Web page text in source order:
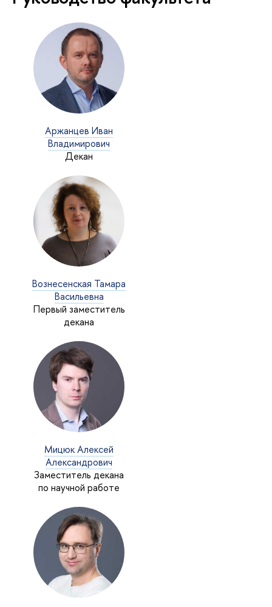
Аржанцев Иван
ладимирович
Декан
ознесенская Тамара
асильевна
Первый заместитель
декана
Мицюк Алексей
Александрович
Заместитель декана
по научной работе